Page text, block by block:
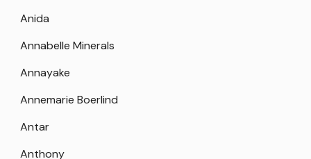
Anida
Annabelle Minerals
Annayake
Annemarie Boerlind
Antar
Anthony